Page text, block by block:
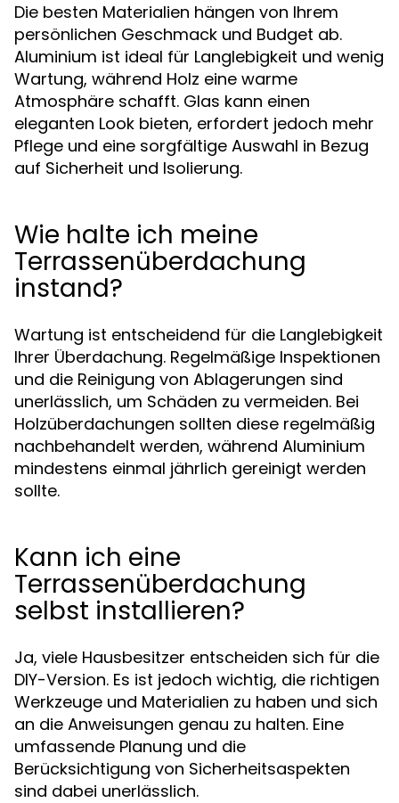
Die besten Materialien hängen von Ihrem
persönlichen Geschmack und Budget ab.
Aluminium ist ideal für Langlebigkeit und wenig
Wartung, während Holz eine warme
Atmosphäre schafft. Glas kann einen
eleganten Look bieten, erfordert jedoch mehr
Pflege und eine sorgfältige Auswahl in Bezug
auf Sicherheit und Isolierung.
Wie halte ich meine
Terrassenüberdachung
instand?
Wartung ist entscheidend für die Langlebigkeit
Ihrer Überdachung. Regelmäßige Inspektionen
und die Reinigung von Ablagerungen sind
unerlässlich, um Schäden zu vermeiden. Bei
Holzüberdachungen sollten diese regelmäßig
nachbehandelt werden, während Aluminium
mindestens einmal jährlich gereinigt werden
sollte.
Kann ich eine
Terrassenüberdachung
selbst installieren?
Ja, viele Hausbesitzer entscheiden sich für die
DIY-Version. Es ist jedoch wichtig, die richtigen
Werkzeuge und Materialien zu haben und sich
an die Anweisungen genau zu halten. Eine
umfassende Planung und die
Berücksichtigung von Sicherheitsaspekten
sind dabei unerlässlich.